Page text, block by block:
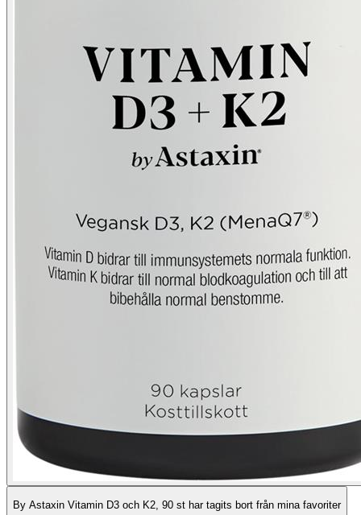
By Astaxin Vitamin D3 och K2, 90 st har tagits bort från mina favoriter